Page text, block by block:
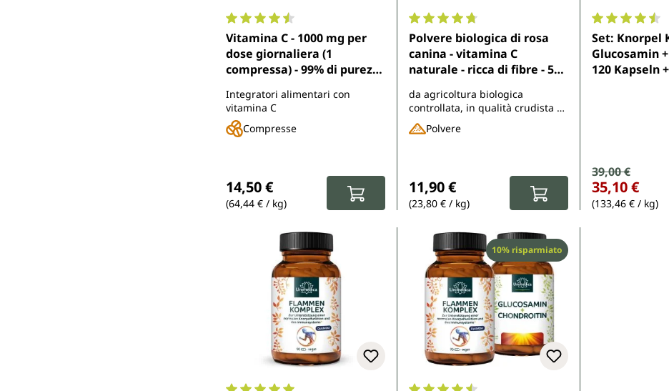
Valutazione media di 4.4 su 5 stelle
Vitamina C - 1000 mg per
dose giornaliera (1
compressa) - 99% di purezza
compresse - di Unimedica
Integratori alimentari con
vitamina C
Compresse
14,50 €
(64,44 € / kg)
Valutazione media di 4.8 su 5 stelle
Polvere biologica di rosa
canina - vitamina C
naturale - ricca di fibre - 500
da agricoltura biologica
controllata, in qualità crudista e
con essiccazione delicata
Polvere
11,90 €
(23,80 € / kg)
Valutazione
Set: Knorpel
Glucosamin
120 Kapseln
Prezzo di
Prezzo normale:
39,00 €
35,10 €
(133,46 € / kg)
Sconto
10% risparmiato